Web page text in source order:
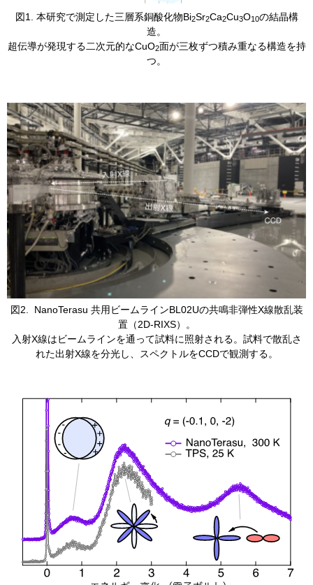
​図1. 本研究で測定した三層系銅酸化物Bi2Sr2Ca2Cu3O10の結晶構
造。
超伝導が発現する二次元的なCuO2面が三枚ずつ積み重なる構造を持
つ。
​図2. NanoTerasu 共用ビームラインBL02Uの共鳴非弾性X線散乱装
置（2D-RIXS）。
入射X線はビームラインを通って試料に照射される。試料で散乱さ
れた出射X線を分光し、スペクトルをCCDで観測する。